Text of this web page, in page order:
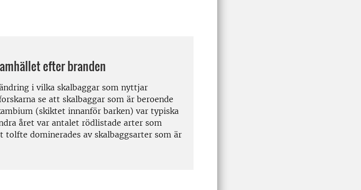
efter branden
i vilka skalbaggar som nyttjar
se att skalbaggar som är beroende
(skiktet innanför barken) var typiska
året var antalet rödlistade arter som
tolfte dominerades av skalbaggsarter som är